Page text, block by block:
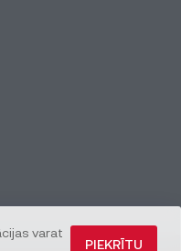
varat
PIEKRĪTU